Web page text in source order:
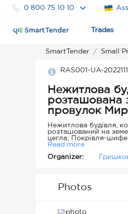
0 800 75 10 10
Trades
SmartTender Small
RAS001-UA-
Нежитлова
розташована
провулок
Нежитлова будівля,
розташований на
цегла; Покрівля-
Електропостачання -
приміщенням,
Read more
Organizer:
Photos